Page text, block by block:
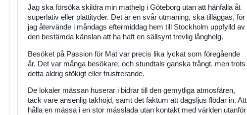
Jag ska försöka skildra min mathelg i Göteborg utan att hänfalla åt
superlativ eller plattityder. Det är en svår utmaning, ska tilläggas, för
jag återvände i måndags eftermiddag hem till Stockholm uppfylld av
den bestämda känslan att ha haft en sällsynt trevlig långhelg.
Besöket på Passion för Mat var precis lika lyckat som föregående
år. Det var många besökare, och stundtals ganska trångt, men trots
detta aldrig stökigt eller frustrerande.
De lokaler mässan huserar i bidrar till den gemytliga atmosfären,
tack vare ansenlig takhöjd, samt det faktum att dagsljus flödar in. Att
hålla en mässa i en stor mässlada utan kontakt med världen utanför